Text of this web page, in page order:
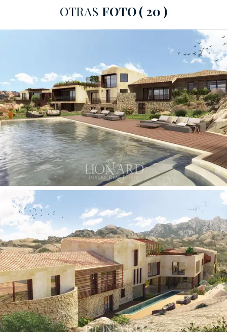
maestra de diseño moderno y luminoso
perfectamente integrada con el matorral mediterráneo
circundante. Accesible desde la carretera principal, la
villa se encuentra en la colina y tiene cinco entradas,
tres de las cuales son peatonales y dos caminos de
acceso que conducen a pérgolas con plazas de
aparcamiento cubiertas.
La residencia consta dedos edificios conectadospor
largas habitaciones comunicadas, que ofrecen una vista
impresionante del mar que se vuelve más hermosa con
cada piso. La planta baja, con una superficie de 497
m2, alberga una zona de estar y dormitorio, enriquecida
con balcones, terrazas y logias para un total de más de
160 m2. La primera planta, con una superficie de 73
m2, alberga una zona de estar y de dormir y espacios
adicionales con vistas al exterior a lo largo de más de
200 m2. Las amplias habitaciones dobles tienen
vestidor y baño privado. La planta sótano cuenta con
una zona de SPAy gimnasio de 124 m2, una zona de
noche de 187 m2, unazona de serviciocon dormitorio,
baño, lavadero además de bodega y trasteros.
OTRAS FOTO( 20 )